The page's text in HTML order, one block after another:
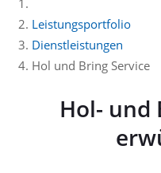
Leistungsportfolio
Dienstleistungen
Hol und Bring Service
Hol- und